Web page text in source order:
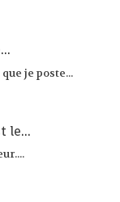
je poste...
le...